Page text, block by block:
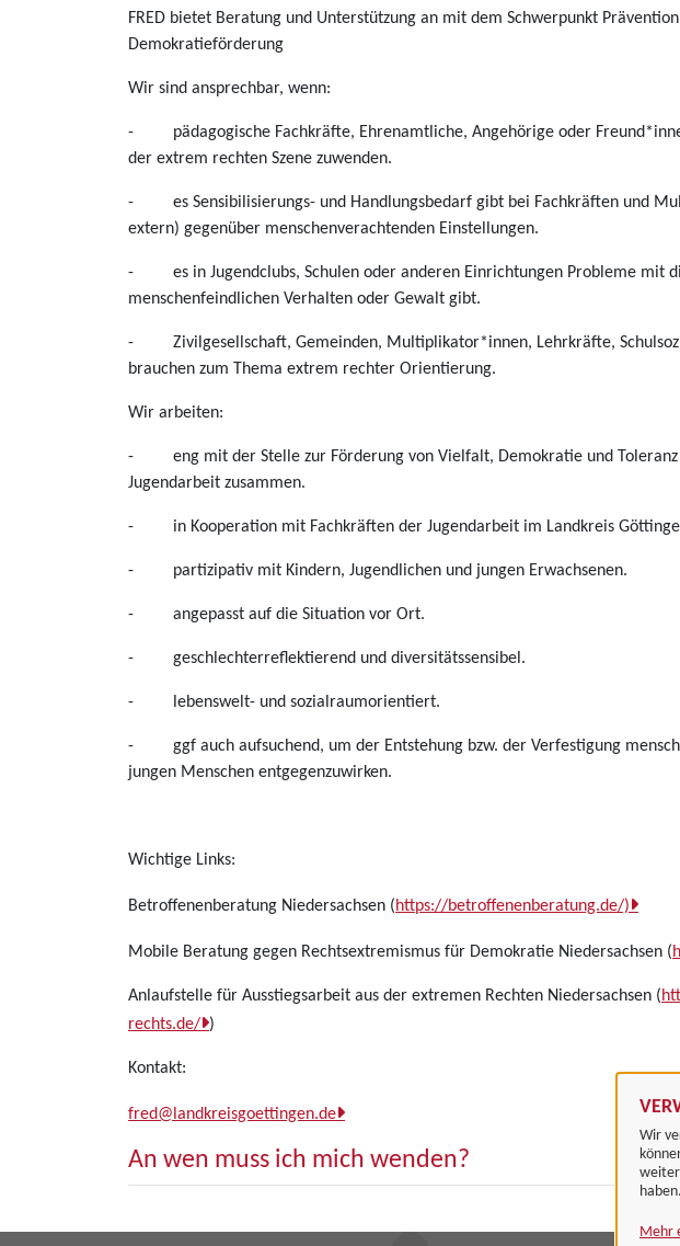
Wir
haben.
Mehr
FRED bietet Beratung und Unterstützung an mit dem Schwerpunkt
Demokratieförderung
Wir sind ansprechbar, wenn:
- pädagogische Fachkräfte, Ehrenamtliche, Angehörige oder
der extrem rechten Szene zuwenden.
- es Sensibilisierungs- und Handlungsbedarf gibt bei Fachkräften und
extern) gegenüber menschenverachtenden Einstellungen.
- es in Jugendclubs, Schulen oder anderen Einrichtungen Probleme mit
menschenfeindlichen Verhalten oder Gewalt gibt.
- Zivilgesellschaft, Gemeinden, Multiplikator*innen, Lehrkräfte,
brauchen zum Thema extrem rechter Orientierung.
Wir arbeiten:
- eng mit der Stelle zur Förderung von Vielfalt, Demokratie und Toleranz
Jugendarbeit zusammen.
- in Kooperation mit Fachkräften der Jugendarbeit im Landkreis
- partizipativ mit Kindern, Jugendlichen und jungen Erwachsenen.
- angepasst auf die Situation vor Ort.
- geschlechterreflektierend und diversitätssensibel.
- lebenswelt- und sozialraumorientiert.
- ggf auch aufsuchend, um der Entstehung bzw. der Verfestigung
jungen Menschen entgegenzuwirken.
Wichtige Links:
Betroffenenberatung Niedersachsen (https://betroffenenberatung.de/)
Mobile Beratung gegen Rechtsextremismus für Demokratie Niedersachsen (
Anlaufstelle für Ausstiegsarbeit aus der extremen Rechten Niedersachsen (
rechts.de/ )
Kontakt:
fred@landkreisgoettingen.de
An wen muss ich mich wenden?